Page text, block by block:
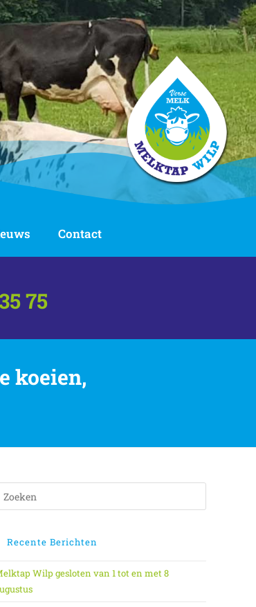
Contact
75
koeien,
Recente Berichten
Wilp gesloten van 1 tot en met 8